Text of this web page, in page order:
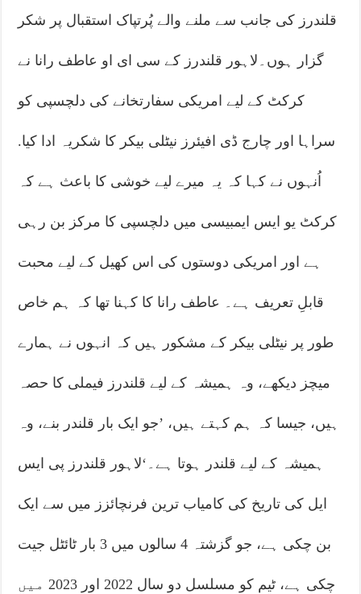
قلندرز کی جانب سے ملنے والے پُرتپاک استقبال پر شکر
گزار ہوں۔لاہور قلندرز کے سی ای او عاطف رانا نے
کرکٹ کے لیے امریکی سفارتخانے کی دلچسپی کو
سراہا اور چارج ڈی افیئرز نیٹلی بیکر کا شکریہ ادا کیا.
اُنہوں نے کہا کہ یہ میرے لیے خوشی کا باعث ہے کہ
کرکٹ یو ایس ایمبیسی میں دلچسپی کا مرکز بن رہی
ہے اور امریکی دوستوں کی اس کھیل کے لیے محبت
قابلِ تعریف ہے۔ عاطف رانا کا کہنا تھا کہ ہم خاص
طور پر نیٹلی بیکر کے مشکور ہیں کہ انہوں نے ہمارے
میچز دیکھے، وہ ہمیشہ کے لیے قلندرز فیملی کا حصہ
ہیں، جیسا کہ ہم کہتے ہیں، ’جو ایک بار قلندر بنے، وہ
ہمیشہ کے لیے قلندر ہوتا ہے۔‘لاہور قلندرز پی ایس
ایل کی تاریخ کی کامیاب ترین فرنچائزز میں سے ایک
بن چکی ہے، جو گزشتہ 4 سالوں میں 3 بار ٹائٹل جیت
چکی ہے، ٹیم کو مسلسل دو سال 2022 اور 2023 میں